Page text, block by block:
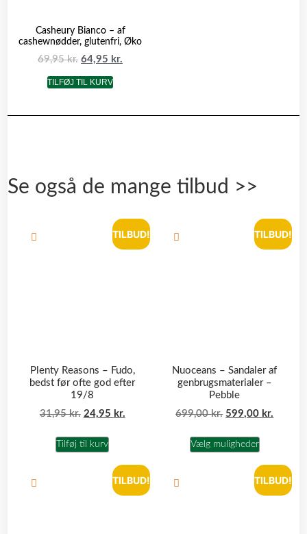
Casheury Bianco – af
cashewnødder, glutenfri, Øko
69,95kr. 64,95 kr.
TILFØJ TIL KURV
Se også de mange tilbud >>
TILBUD!
Plenty Reasons – Fudo,
bedst før ofte god efter
19/8
31,95kr. 24,95 kr.
Tilføj til kurv
TILBUD!
Nuoceans – Sandaler af
genbrugsmaterialer –
Pebble
699,00kr. 599,00 kr.
Vælg muligheder
TILBUD! TILBUD!